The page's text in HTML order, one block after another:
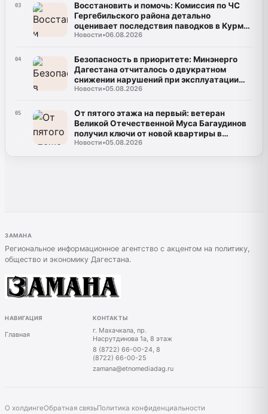
03
Восстановить и помочь: Комиссия по ЧС
Гергебильского района детально
оценивает последствия паводков в Курми
и Хвартикуни
Новости•06.08.2026
04
Безопасность в приоритете: Минэнерго
Дагестана отчиталось о двукратном
снижении нарушений при эксплуатации
газа
Новости•05.08.2026
05
От пятого этажа на первый: ветеран
Великой Отечественной Муса Багаудинов
получил ключи от новой квартиры в
Каспийске
Новости•05.08.2026
ЗАМАНА
Региональное информационное агентство с акцентом на политику,
общество и экономику Дагестана.
НАВИГАЦИЯ
Главная
КОНТАКТЫ
г. Махачкала, пр.
Насрутдинова 1а, 8 этаж
8 (8722) 66-00-24, 8
(8722) 66-00-25
zamana@etnomediadag.ru
О холдингеОбратная связьПолитика конфиденциальности